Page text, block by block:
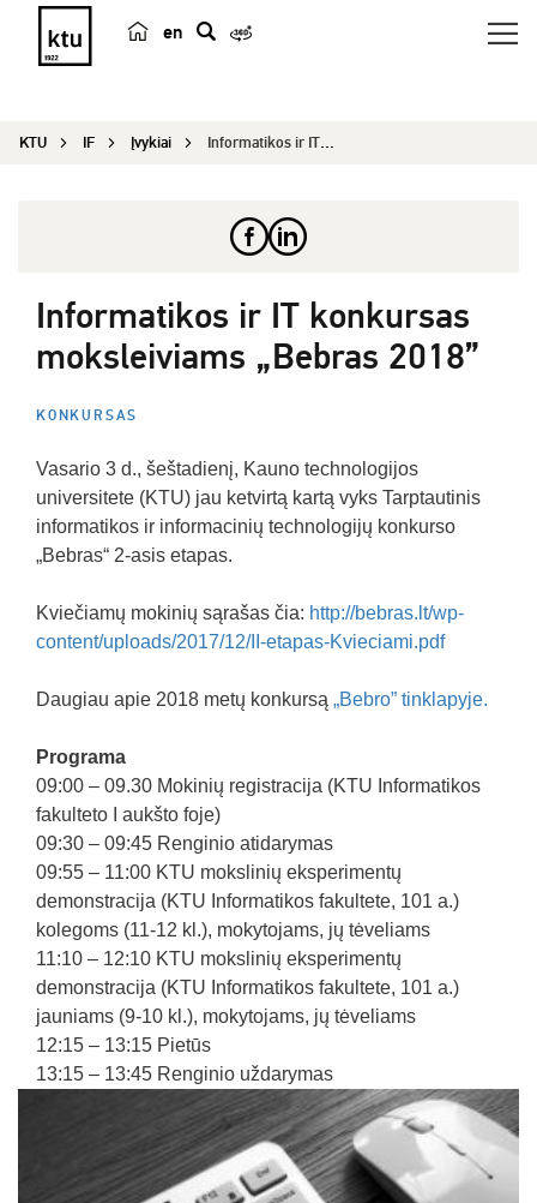
en
e
KTU IF Įvykiai Informatikos ir IT konkursas moksleiviams „...
Informatikos ir IT konkursas
moksleiviams „Bebras 2018”
KONKURSAS
Vasario 3 d., šeštadienį, Kauno technologijos
universitete (KTU) jau ketvirtą kartą vyks Tarptautinis
informatikos ir informacinių technologijų konkurso
„Bebras“ 2-asis etapas.
Kviečiamų mokinių sąrašas čia: http://bebras.lt/wp-
content/uploads/2017/12/II-etapas-Kvieciami.pdf
Daugiau apie 2018 metų konkursą „Bebro” tinklapyje.
Programa
09:00 – 09.30 Mokinių registracija (KTU Informatikos
fakulteto I aukšto foje)
09:30 – 09:45 Renginio atidarymas
09:55 – 11:00 KTU mokslinių eksperimentų
demonstracija (KTU Informatikos fakultete, 101 a.)
kolegoms (11-12 kl.), mokytojams, jų tėveliams
11:10 – 12:10 KTU mokslinių eksperimentų
demonstracija (KTU Informatikos fakultete, 101 a.)
jauniams (9-10 kl.), mokytojams, jų tėveliams
12:15 – 13:15 Pietūs
13:15 – 13:45 Renginio uždarymas